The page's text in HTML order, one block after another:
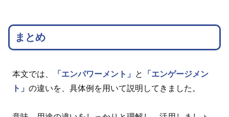
まとめ
本文では、 「エンパワーメント」 と
「エンゲージメン
ト」 の違いを、具体例を用いて説明してきました。